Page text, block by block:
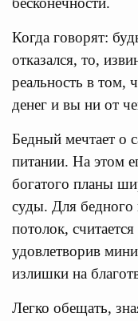
Когда говорят:
отказался, то,
реальность в том,
денег и вы ни от
Бедный мечтает о
питании. На этом
богатого планы
суды. Для бедного
потолок,
удовлетворив
излишки на
Легко обещать,